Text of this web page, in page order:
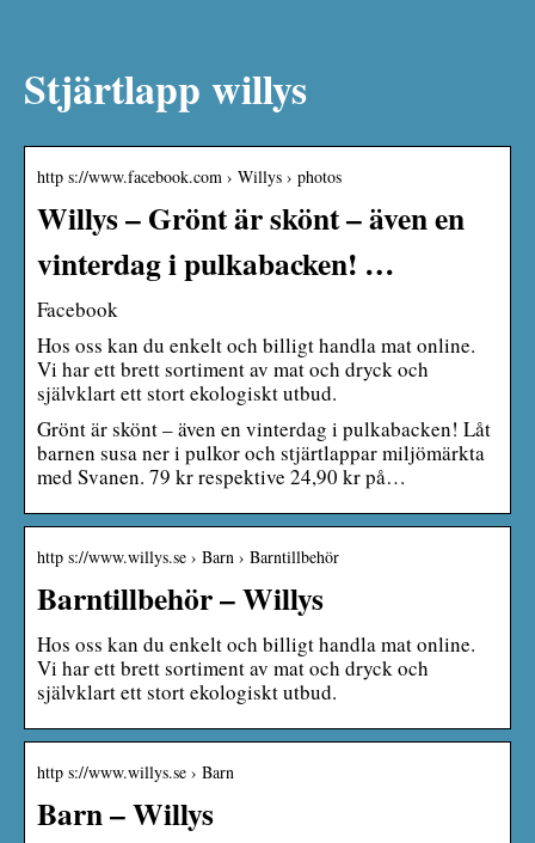
Stjärtlapp willys
http s://www.facebook.com › Willys › photos
Willys – Grönt är skönt – även en
vinterdag i pulkabacken! …
Facebook
Hos oss kan du enkelt och billigt handla mat online.
Vi har ett brett sortiment av mat och dryck och
självklart ett stort ekologiskt utbud.
Grönt är skönt – även en vinterdag i pulkabacken! Låt
barnen susa ner i pulkor och stjärtlappar miljömärkta
med Svanen. 79 kr respektive 24,90 kr på…
http s://www.willys.se › Barn › Barntillbehör
Barntillbehör – Willys
Hos oss kan du enkelt och billigt handla mat online.
Vi har ett brett sortiment av mat och dryck och
självklart ett stort ekologiskt utbud.
http s://www.willys.se › Barn
Barn – Willys